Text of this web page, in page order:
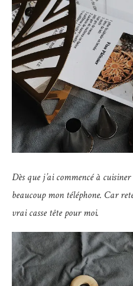
Dès que j’ai commencé à
beaucoup mon téléphone. Car
vrai casse tête pour moi.